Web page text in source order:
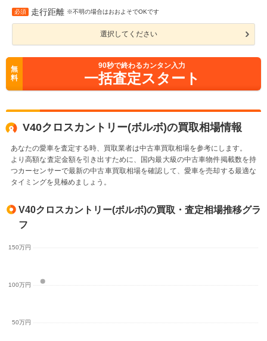
必須 走行距離 ※不明の場合はおおよそでOKです
選択してください
無
料
90秒で終わるカンタン入力
一括査定スタート
V40クロスカントリー(ボルボ)の買取相場情報
あなたの愛車を査定する時、買取業者は中古車買取相場を参考にします。
より高額な査定金額を引き出すために、国内最大級の中古車物件掲載数を持
つカーセンサーで最新の中古車買取相場を確認して、愛車を売却する最適な
タイミングを見極めましょう。
V40クロスカントリー(ボルボ)の買取・査定相場推移グラ
フ